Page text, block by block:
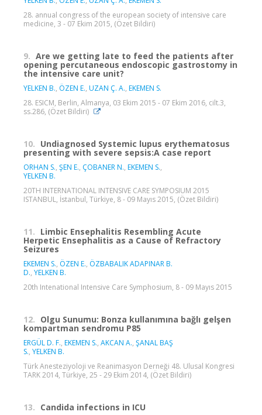
28. annual congress of the european society of intensive care
medicine, 3 - 07 Ekim 2015, (Özet Bildiri)
9. Are we getting late to feed the patients after
opening percutaneous endoscopic gastrostomy in
the intensive care unit?
YELKEN B., ÖZEN E., UZAN Ç. A., EKEMEN S.
28. ESICM, Berlin, Almanya, 03 Ekim 2015 - 07 Ekim 2016, cilt.3,
ss.286, (Özet Bildiri)
10. Undiagnosed Systemic lupus erythematosus
presenting with severe sepsis:A case report
ORHAN S., ŞEN E., ÇOBANER N., EKEMEN S.,
YELKEN B.
20TH INTERNATIONAL INTENSIVE CARE SYMPOSIUM 2015
ISTANBUL, İstanbul, Türkiye, 8 - 09 Mayıs 2015, (Özet Bildiri)
11. Limbic Ensephalitis Resembling Acute
Herpetic Ensephalitis as a Cause of Refractory
Seizures
EKEMEN S., ÖZEN E., ÖZBABALIK ADAPINAR B.
D., YELKEN B.
20th Intenational Intensive Care Symphosium, 8 - 09 Mayıs 2015
12. Olgu Sunumu: Bonza kullanımına bağlı gelşen
kompartman sendromu P85
ERGÜL D. F., EKEMEN S., AKCAN A., ŞANAL BAŞ
S., YELKEN B.
Türk Anesteziyoloji ve Reanimasyon Derneği 48. Ulusal Kongresi
TARK 2014, Türkiye, 25 - 29 Ekim 2014, (Özet Bildiri)
13. Candida infections in ICU